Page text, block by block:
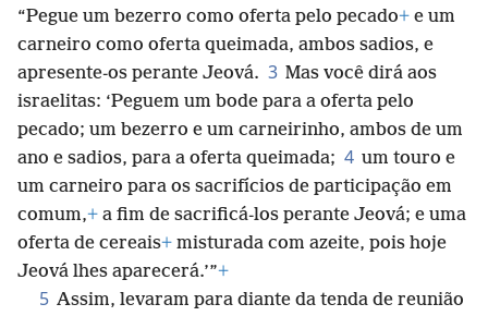
“Pegue um bezerro como oferta pelo pecado+ e um
carneiro como oferta queimada, ambos sadios, e
apresente-os perante Jeová. 3 Mas você dirá aos
israelitas: ‘Peguem um bode para a oferta pelo
pecado; um bezerro e um carneirinho, ambos de um
ano e sadios, para a oferta queimada; 4 um touro e
um carneiro para os sacrifícios de participação em
comum,+ a fim de sacrificá-los perante Jeová; e uma
oferta de cereais+ misturada com azeite, pois hoje
Jeová lhes aparecerá.’”+
5 Assim, levaram para diante da tenda de reunião